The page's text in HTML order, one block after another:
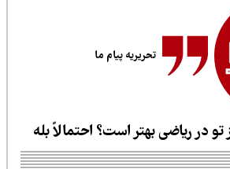
تحریریه پیام ما
ریاضی بهتر است؟ احتمالاً بله